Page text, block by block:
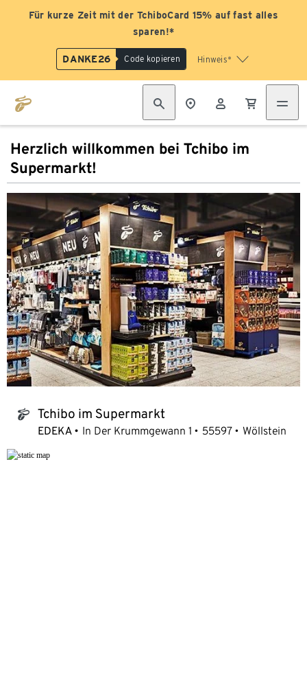
Für kurze Zeit mit der TchiboCard 15% auf fast alles
sparen!*
DANKE26 Code kopieren Hinweis*
Herzlich willkommen bei Tchibo im
Supermarkt!
tchibo_logo Tchibo im Supermarkt
EDEKA In Der Krummgewann 1 55597 Wöllstein